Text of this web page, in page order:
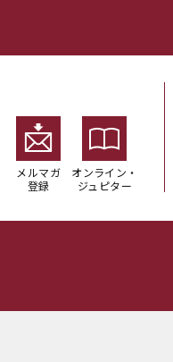
メルマガ
登録
オンライン・
ジュピター